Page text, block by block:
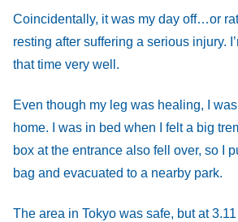
Coincidentally, it was my day off…or
resting after suffering a serious injury.
that time very well.
Even though my leg was healing, I
home. I was in bed when I felt a big
box at the entrance also fell over, so I
bag and evacuated to a nearby park.
The area in Tokyo was safe, but at